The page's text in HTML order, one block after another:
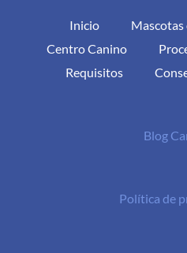
Inicio
Mascotas
Centro Canino
Requisitos
Blog
Política de